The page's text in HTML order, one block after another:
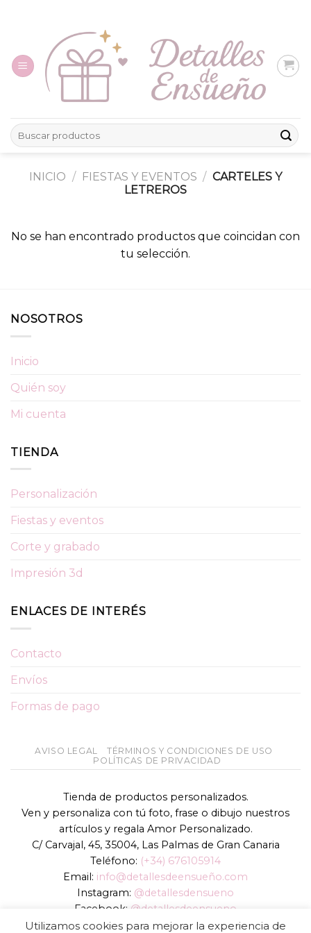
Buscar
por:
INICIO / FIESTAS Y EVENTOS / CARTELES Y
LETREROS
No se han encontrado productos que coincidan con
tu selección.
NOSOTROS
Inicio
Quién soy
Mi cuenta
TIENDA
Personalización
Fiestas y eventos
Corte y grabado
Impresión 3d
ENLACES DE INTERÉS
Contacto
Envíos
Formas de pago
AVISO LEGAL
TÉRMINOS Y CONDICIONES DE USO
POLÍTICAS DE PRIVACIDAD
Tienda de productos personalizados.
Ven y personaliza con tú foto, frase o dibujo nuestros
artículos y regala Amor Personalizado.
C/ Carvajal, 45, 35004, Las Palmas de Gran Canaria
Teléfono: (+34) 676105914
Email: info@detallesdeensueño.com
Instagram: @detallesdensueno
Facebook: @detallesdeensueno
TikTok: @detallesdensueno
Utilizamos cookies para mejorar la experiencia de